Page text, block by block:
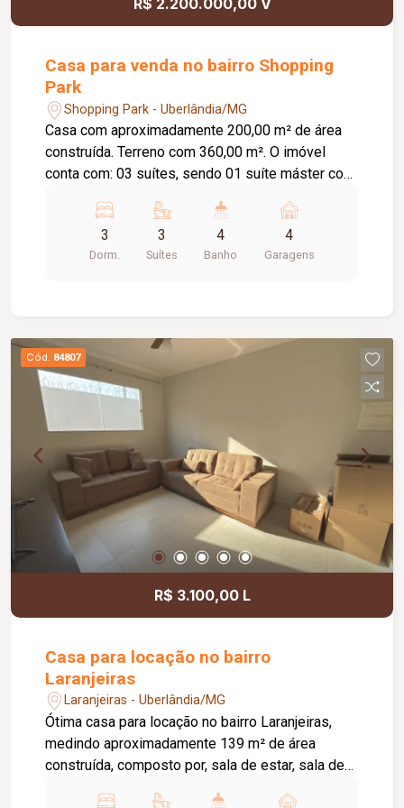
R$ 2.200.000,00 V
Casa para venda no bairro Shopping
Park
Shopping Park - Uberlândia/MG
Casa com aproximadamente 200,00 m² de área
construída. Terreno com 360,00 m². O imóvel
conta com: 03 suítes, sendo 01 suíte máster com
com possibilidade de conversão para o 4º quarto;
Banheiro social; Lavabo externo; Sala com pé-
direito duplo; Cozinha completa com armários
garagem; O condomínio oferece: Portaria 24
horas com segurança armada; 03 salões de
festas; 02 quadras de tênis; Quadra de peteca;
Quadra de voleibol; Quadra de beach tennis;
Piscina aquecida; Academia; Playground;
Diferenciais: Armários planejados em toda a
casa; Energia fotovoltaica; Aquecimento solar;
Louças e metais Deca; Portas internas em ACM
na cor champanhe; Jardins com irrigação
automatizada; Projeto de iluminação completo;
Janelas e porta da suíte máster automatizadas;
Ambientes amplos, modernos e planejados para
oferecer conforto, sofisticação e funcionalidade.
3
Dorm.
3
Suítes
4
Banho
4
Garagens
Cód. 84807
R$ 3.100,00 L
Casa para locação no bairro
Laranjeiras
Laranjeiras - Uberlândia/MG
Ótima casa para locação no bairro Laranjeiras,
medindo aproximadamente 139 m² de área
construída, composto por, sala de estar, sala de